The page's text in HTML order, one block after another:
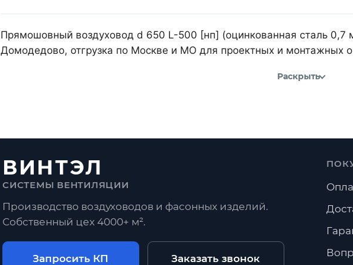
Прямошовный воздуховод d 650 L-500 [нп] (оцинкованная сталь
Домодедово, отгрузка по Москве и МО для проектных и монтажных
Раскрыть
ВИНТЭЛ
СИСТЕМЫ ВЕНТИЛЯЦИИ
Производство воздуховодов и фасонных изделий.
Собственный цех 4000+ м².
Запросить КП Заказать звонок